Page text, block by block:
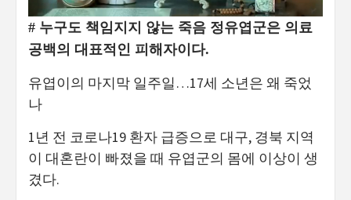
# 누구도 책임지지 않는 죽음 정유엽군은 의료
공백의 대표적인 피해자이다.
유엽이의 마지막 일주일…17세 소년은 왜 죽었
나
1년 전 코로나19 환자 급증으로 대구, 경북 지역
이 대혼란이 빠졌을 때 유엽군의 몸에 이상이 생
겼다.